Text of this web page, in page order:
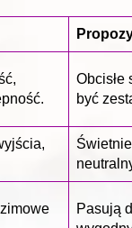
Obcisłe
być
Pasują